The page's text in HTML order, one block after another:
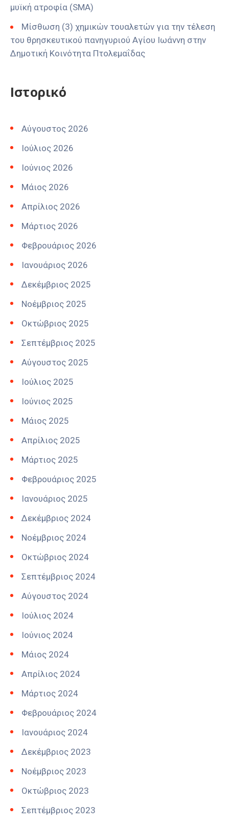
μυϊκή ατροφία (SMA)
Μίσθωση (3) χημικών τουαλετών για την τέλεση
του θρησκευτικού πανηγυριού Αγίου Ιωάννη στην
Δημοτική Κοινότητα Πτολεμαΐδας
Ιστορικό
Αύγουστος 2026
Ιούλιος 2026
Ιούνιος 2026
Μάιος 2026
Απρίλιος 2026
Μάρτιος 2026
Φεβρουάριος 2026
Ιανουάριος 2026
Δεκέμβριος 2025
Νοέμβριος 2025
Οκτώβριος 2025
Σεπτέμβριος 2025
Αύγουστος 2025
Ιούλιος 2025
Ιούνιος 2025
Μάιος 2025
Απρίλιος 2025
Μάρτιος 2025
Φεβρουάριος 2025
Ιανουάριος 2025
Δεκέμβριος 2024
Νοέμβριος 2024
Οκτώβριος 2024
Σεπτέμβριος 2024
Αύγουστος 2024
Ιούλιος 2024
Ιούνιος 2024
Μάιος 2024
Απρίλιος 2024
Μάρτιος 2024
Φεβρουάριος 2024
Ιανουάριος 2024
Δεκέμβριος 2023
Νοέμβριος 2023
Οκτώβριος 2023
Σεπτέμβριος 2023